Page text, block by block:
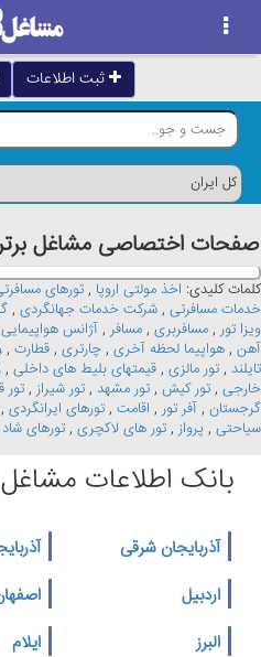
ثبت اطلاعات
صفحات اختصاصی مشاغل
کلمات کلیدی: اخذ مولتی اروپا , تورهای
خدمات مسافرتی , شرکت خدمات جهانگردی ,
ویزا تور , مسافربری , مسافر , آژانس هواپیمایی
آهن , هواپیما لحظه آخری , چارتری , قطارت ,
تایلند , تور مالزی , قیمتهای بلیط های داخلی ,
خارجی , تور کیش , تور مشهد , تور شیراز ,
گرجستان , آفر تور , اقامت , تورهای ایرانگردی ,
سیاحتی , پرواز , تور های لاکچری ,تورهای
بانک اطلاعات مشاغل
آذربایجان شرقی
اردبیل
البرز
ایلام